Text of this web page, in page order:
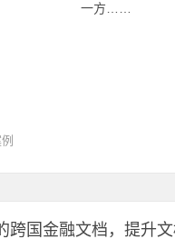
一方……
跨国金融文档，提升